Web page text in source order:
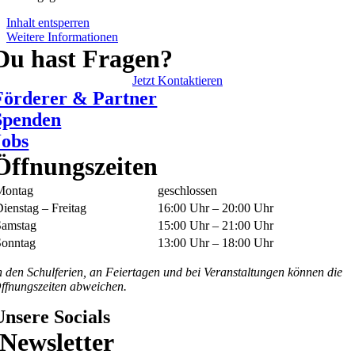
Inhalt entsperren
Weitere Informationen
hast Fragen?
Jetzt Kontaktieren
& Partner
geschlossen
– Freitag
16:00 Uhr – 20:00 Uhr
15:00 Uhr – 21:00 Uhr
13:00 Uhr – 18:00 Uhr
den Schulferien, an Feiertagen und bei Veranstaltungen können die
abweichen.
Socials
Newsletter